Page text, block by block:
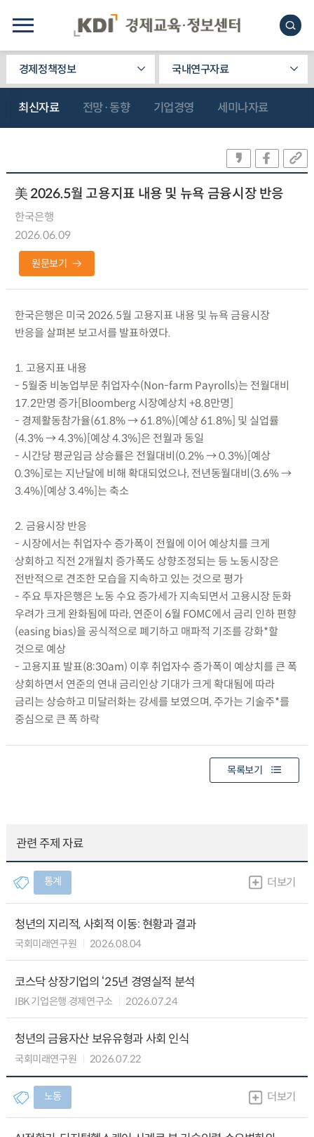
경제정책정보 국내연구자료
최신자료 전망·동향 기업경영 세미나자료
美 2026.5월 고용지표 내용 및 뉴욕 금융시장 반응
한국은행
2026.06.09
원문보기
한국은행은 미국 2026.5월 고용지표 내용 및 뉴욕 금융시장
반응을 살펴본 보고서를 발표하였다.
1. 고용지표 내용
- 5월중 비농업부문 취업자수(Non-farm Payrolls)는 전월대비
17.2만명 증가[Bloomberg 시장예상치 +8.8만명]
- 경제활동참가율(61.8% → 61.8%)[예상 61.8%] 및 실업률
(4.3% → 4.3%)[예상 4.3%]은 전월과 동일
- 시간당 평균임금 상승률은 전월대비(0.2% → 0.3%)[예상
0.3%]로는 지난달에 비해 확대되었으나, 전년동월대비(3.6% →
3.4%)[예상 3.4%]는 축소
2. 금융시장 반응
- 시장에서는 취업자수 증가폭이 전월에 이어 예상치를 크게
상회하고 직전 2개월치 증가폭도 상향조정되는 등 노동시장은
전반적으로 견조한 모습을 지속하고 있는 것으로 평가
- 주요 투자은행은 노동 수요 증가세가 지속되면서 고용시장 둔화
우려가 크게 완화됨에 따라, 연준이 6월 FOMC에서 금리 인하 편향
(easing bias)을 공식적으로 폐기하고 매파적 기조를 강화*할
것으로 예상
- 고용지표 발표(8:30am) 이후 취업자수 증가폭이 예상치를 큰 폭
상회하면서 연준의 연내 금리인상 기대가 크게 확대됨에 따라
금리는 상승하고 미달러화는 강세를 보였으며, 주가는 기술주*를
중심으로 큰 폭 하락
목록보기
관련 주제 자료
통계 더보기
청년의 지리적, 사회적 이동: 현황과 결과
국회미래연구원 2026.08.04
코스닥 상장기업의 ‘25년 경영실적 분석
IBK 기업은행 경제연구소 2026.07.24
청년의 금융자산 보유유형과 사회 인식
국회미래연구원 2026.07.22
노동 더보기